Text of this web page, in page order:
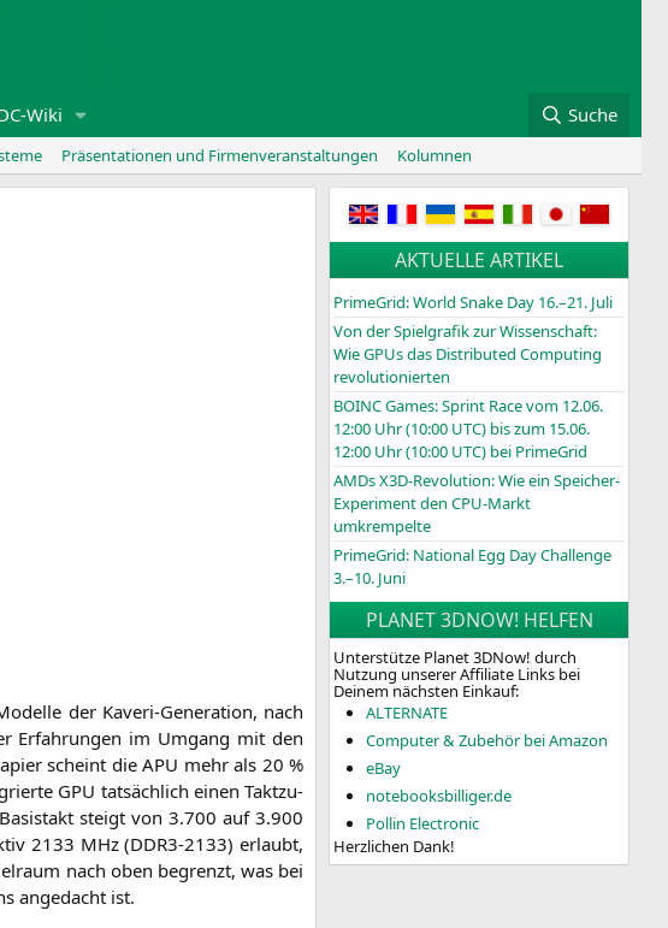
Wiki Suche
Präsentationen und Firmenveranstaltungen Kolumnen
der Kaveri-Gene­ra­ti­on, nach
Erfah­run­gen im Umgang mit den
scheint dieAPU mehr als 20 %
GPU tat­säch­lich einen Takt­zu­
steigt von 3.700 auf 3.900
2133 MHz (DDR3-2133) erlaubt,
nach oben begrenzt, was bei
ange­dacht ist.
AKTUELLE ARTIKEL
PrimeGrid: World Snake Day 16.–21. Juli
Von der Spielgrafik zur Wissenschaft:
Wie GPUs das Distributed Computing
revolutionierten
BOINCGames: Sprint Race vom 12.06.
12:00 Uhr (10:00 UTC) bis zum 15.06.
12:00 Uhr (10:00 UTC) bei PrimeGrid
AMDs X3D-Revolution: Wie ein Speicher-
Experiment den CPU-Markt
umkrempelte
PrimeGrid: National Egg Day Challenge
3.–10. Juni
PLANET 3DNOW! HELFEN
Unterstütze Planet 3DNow! durch
Nutzung unserer Affiliate Links bei
Deinem nächsten Einkauf:
ALTERNATE
Computer & Zubehör bei Amazon
eBay
notebooksbilliger.de
Pollin Electronic
Herzlichen Dank!